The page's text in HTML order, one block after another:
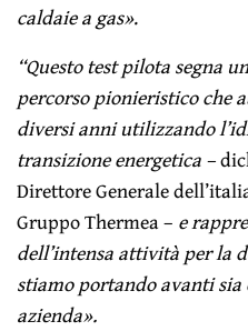
caldaie a gas».
“Questo test pilota segna
percorso pionieristico che
diversi anni utilizzando
transizione energetica –
Direttore Generale
Gruppo Thermea – e
dell’intensa attività per la
stiamo portando avanti sia
azienda».